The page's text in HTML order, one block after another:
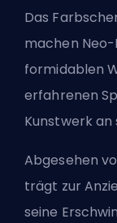
Das
machen
formidablen
erfahrenen
Kunstwerk an
Abgesehen
trägt zur
seine